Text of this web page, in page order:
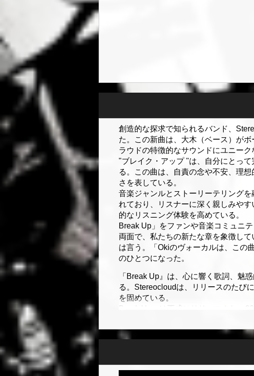
創造的な探求で知られるバンド、
た。この新曲は、大木（ベース）が
ラウドの特徴的なサウンドにユニーク
"ブレイク・アップ "は、自分にとっ
る。この曲は、自責の念や不安、理
さを表している。
音楽ジャンルとストーリーテリング
れており、リスナーに深く親しみや
的なリスニング体験を高めている。
Break Up」をファンや音楽コミュニ
両面で、私たちの新たな章を象徴し
は言う。「Okiのヴォーカルは、この
のひとつになった。
「Break Up』は、心に響く歌詞、魅
る。Stereocloudは、リリースのたび
を固めている。
Break Up」は正式にリリースされ、